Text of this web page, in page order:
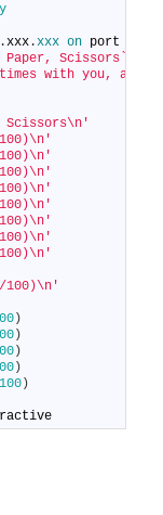
.xxx .xxx on port
Paper, Scissors`?\n'
times with you,
Scissors\n'
100)\n'
)
)
)
)
100 )